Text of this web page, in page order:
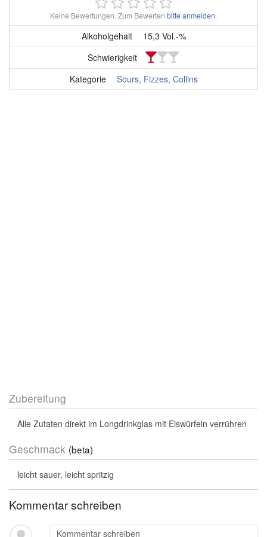
Keine Bewertungen. Zum Bewerten bitte anmelden.
Alkoholgehalt
15,3 Vol.-%
Schwierigkeit
Kategorie
Sours, Fizzes, Collins
Zubereitung
Alle Zutaten direkt im Longdrinkglas mit Eiswürfeln verrühren
Geschmack (beta)
leicht sauer, leicht spritzig
Kommentar schreiben